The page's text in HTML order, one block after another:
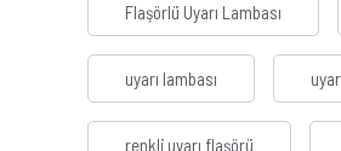
Flaşörlü Uyarı Lambası
uyarı lambası
renkli uyarı flaşörü